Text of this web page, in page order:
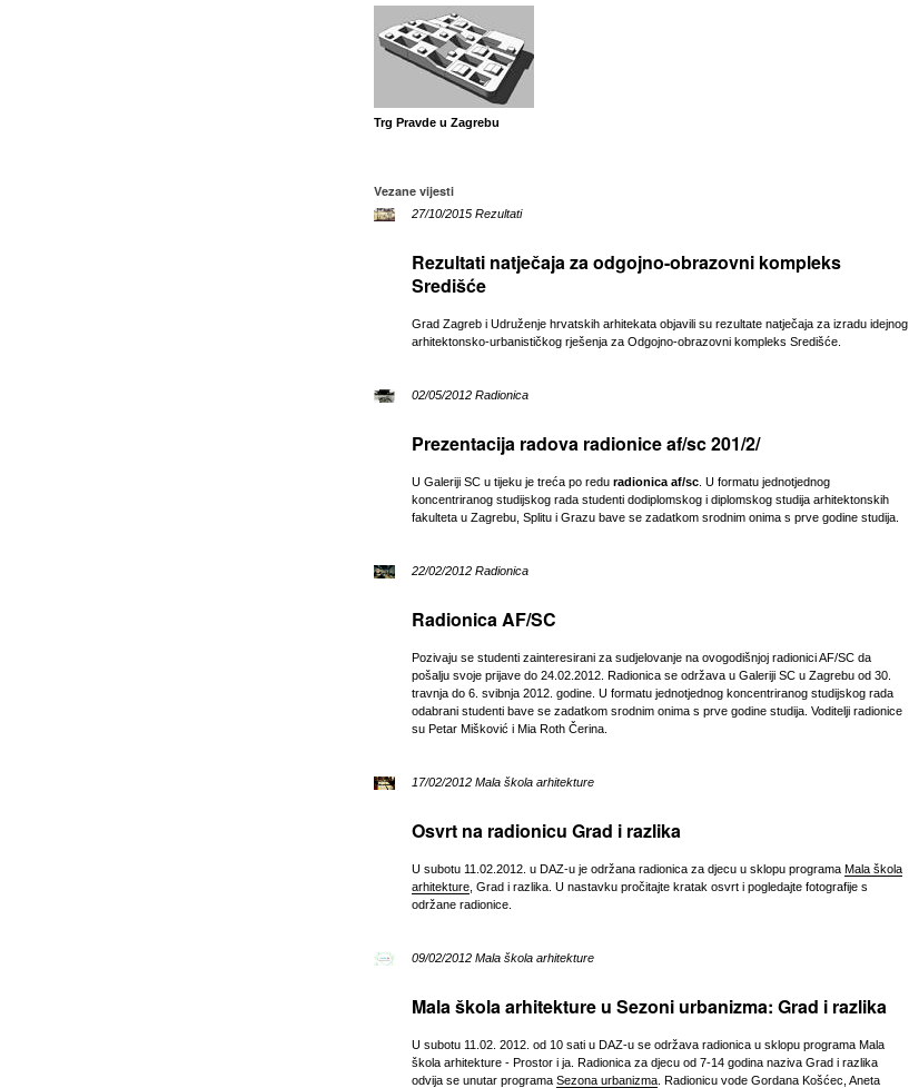
Trg Pravde u Zagrebu
Vezane vijesti
27/10/2015 Rezultati
Rezultati natječaja za odgojno-obrazovni kompleks
Središće
Grad Zagreb i Udruženje hrvatskih arhitekata objavili su rezultate natječaja za izradu idejnog
arhitektonsko-urbanističkog rješenja za Odgojno-obrazovni kompleks Središće.
02/05/2012 Radionica
Prezentacija radova radionice af/sc 201/2/
U Galeriji SC u tijeku je treća po redu radionica af/sc . U formatu jednotjednog
koncentriranog studijskog rada studenti dodiplomskog i diplomskog studija arhitektonskih
fakulteta u Zagrebu, Splitu i Grazu bave se zadatkom srodnim onima s prve godine studija.
22/02/2012 Radionica
Radionica AF/SC
Pozivaju se studenti zainteresirani za sudjelovanje na ovogodišnjoj radionici AF/SC da
pošalju svoje prijave do 24.02.2012. Radionica se održava u Galeriji SC u Zagrebu od 30.
travnja do 6. svibnja 2012. godine. U formatu jednotjednog koncentriranog studijskog rada
odabrani studenti bave se zadatkom srodnim onima s prve godine studija. Voditelji radionice
su Petar Mišković i Mia Roth Čerina.
17/02/2012 Mala škola arhitekture
Osvrt na radionicu Grad i razlika
U subotu 11.02.2012. u DAZ-u je održana radionica za djecu u sklopu programa Mala škola
arhitekture , Grad i razlika. U nastavku pročitajte kratak osvrt i pogledajte fotografije s
održane radionice.
09/02/2012 Mala škola arhitekture
Mala škola arhitekture u Sezoni urbanizma: Grad i razlika
U subotu 11.02. 2012. od 10 sati u DAZ-u se održava radionica u sklopu programa Mala
škola arhitekture - Prostor i ja. Radionica za djecu od 7-14 godina naziva Grad i razlika
odvija se unutar programa Sezona urbanizma . Radionicu vode Gordana Košćec, Aneta